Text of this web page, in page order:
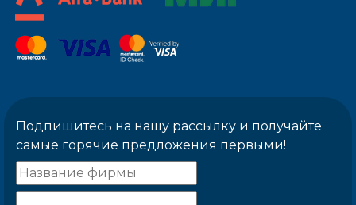
Подпишитесь на нашу рассылку и получайте
самые горячие предложения первыми!